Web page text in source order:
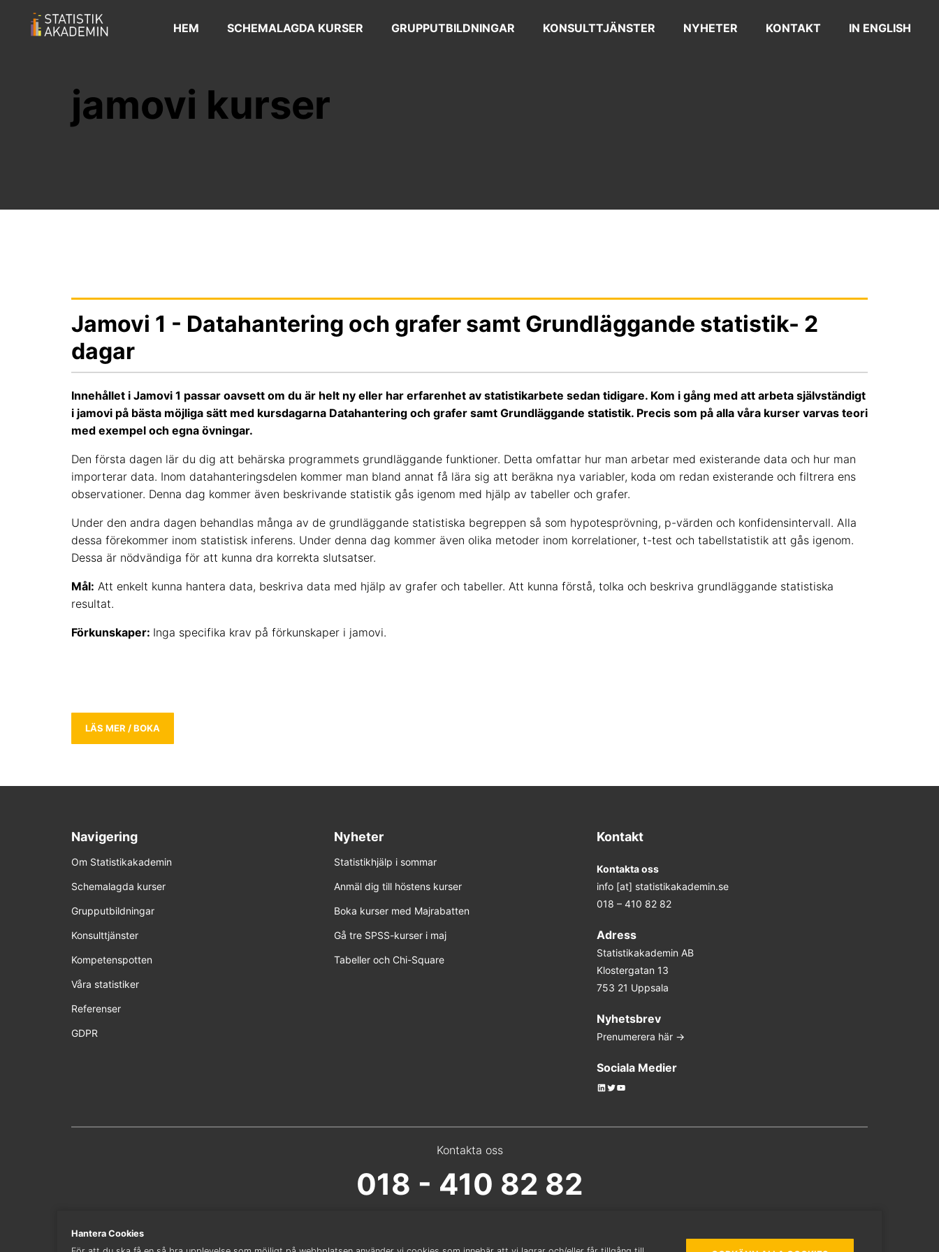
HEM SCHEMALAGDA KURSER GRUPPUTBILDNINGAR KONSULTTJÄNSTER NYHETER KONTAKT IN ENGLISH
jamovi kurser
Jamovi 1 - Datahantering och grafer samt Grundläggande statistik- 2
dagar
Innehållet i Jamovi 1 passar oavsett om du är helt ny eller har erfarenhet av statistikarbete sedan tidigare. Kom i gång med att arbeta självständigt
i jamovi på bästa möjliga sätt med kursdagarna Datahantering och grafer samt Grundläggande statistik. Precis som på alla våra kurser varvas teori
med exempel och egna övningar.
Den första dagen lär du dig att behärska programmets grundläggande funktioner. Detta omfattar hur man arbetar med existerande data och hur man
importerar data. Inom datahanteringsdelen kommer man bland annat få lära sig att beräkna nya variabler, koda om redan existerande och filtrera ens
observationer. Denna dag kommer även beskrivande statistik gås igenom med hjälp av tabeller och grafer.
Under den andra dagen behandlas många av de grundläggande statistiska begreppen så som hypotesprövning, p-värden och konfidensintervall. Alla
dessa förekommer inom statistisk inferens. Under denna dag kommer även olika metoder inom korrelationer, t-test och tabellstatistik att gås igenom.
Dessa är nödvändiga för att kunna dra korrekta slutsatser.
Mål: Att enkelt kunna hantera data, beskriva data med hjälp av grafer och tabeller. Att kunna förstå, tolka och beskriva grundläggande statistiska
resultat.
Förkunskaper: Inga specifika krav på förkunskaper i jamovi.
LÄS MER / BOKA
Navigering
Om Statistikakademin
Schemalagda kurser
Grupputbildningar
Konsulttjänster
Kompetenspotten
Våra statistiker
Referenser
GDPR
Nyheter
Statistikhjälp i sommar
Anmäl dig till höstens kurser
Boka kurser med Majrabatten
Gå tre SPSS-kurser i maj
Tabeller och Chi-Square
Kontakt
Kontakta oss
info [at] statistikakademin.se
018 – 410 82 82
Adress
Statistikakademin AB
Klostergatan 13
753 21 Uppsala
Nyhetsbrev
Prenumerera här ->
Sociala Medier
LinkedIn
Twitter
YouTube
Kontakta oss
018 - 410 82 82
Hantera Cookies